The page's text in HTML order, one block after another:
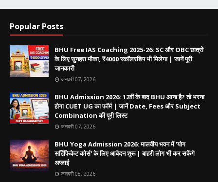
Popular Posts
BHU Free IAS Coaching 2025-26: SC और OBC छात्रों
के लिए सुनहरा मौका, ₹4000 स्कॉलरशिप भी मिलेगा | जानें पूरी
जानकारी
जनवरी 07, 2026
BHU Admission 2026: 12वीं के बाद BHU आना है? तो भरना
होगा CUET UG का फॉर्म | जानें Date, Fees और Subject
Combination की पूरी लिस्ट
जनवरी 07, 2026
BHU Yoga Admission 2026: मालवीय भवन में 'योग
सर्टिफिकेट कोर्स' के लिए आवेदन शुरू | बाहरी लोग भी कर सकेंगे
अप्लाई
जनवरी 08, 2026